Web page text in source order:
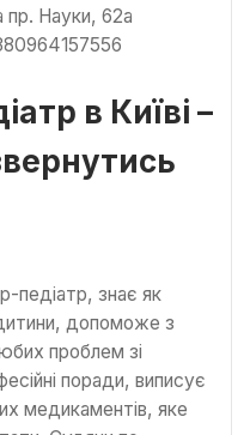
пр. Науки, 62а
в Київі –
педіатр, знає як
допоможе з
проблем зі
поради, виписує
медикаментів, яке